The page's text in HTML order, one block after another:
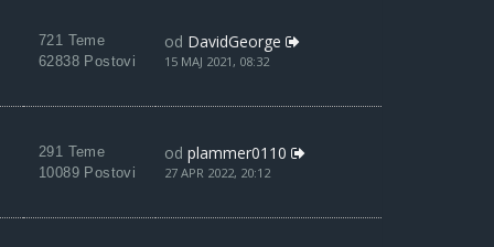
721 Teme
62838 Postovi
od DavidGeorge
15 MAJ 2021, 08:32
291 Teme
10089 Postovi
od plammer0110
27 APR 2022, 20:12